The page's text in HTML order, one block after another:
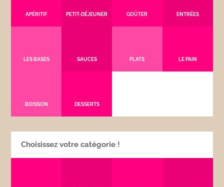
APÉRITIF PETIT-DÉJEUNER GOÛTER ENTRÉES
LES BASES SAUCES PLATS LE PAIN
BOISSON DESSERTS
Choisissez votre catégorie !